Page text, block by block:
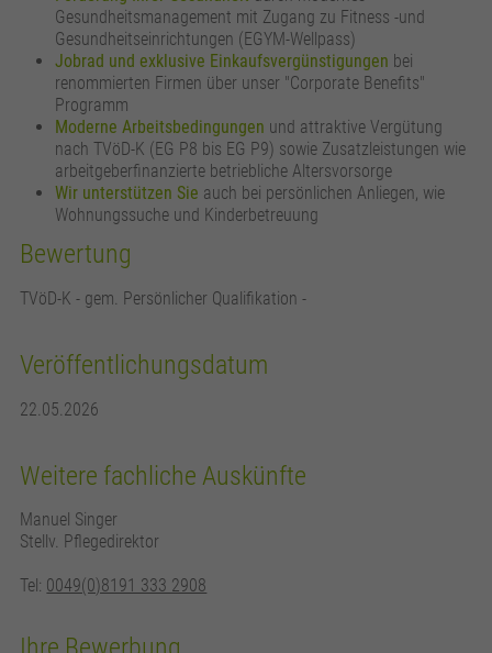
Gesundheitsmanagement mit Zugang zu Fitness -und
Gesundheitseinrichtungen (EGYM-Wellpass)
Jobrad und exklusive Einkaufsvergünstigungen bei
renommierten Firmen über unser "Corporate Benefits"
Programm
Moderne Arbeitsbedingungen und attraktive Vergütung
nach TVöD-K (EG P8 bis EG P9) sowie Zusatzleistungen wie
arbeitgeberfinanzierte betriebliche Altersvorsorge
Wir unterstützen Sie auch bei persönlichen Anliegen, wie
Wohnungssuche und Kinderbetreuung
Bewertung
TVöD-K - gem. Persönlicher Qualifikation -
Veröffentlichungsdatum
22.05.2026
Weitere fachliche Auskünfte
Manuel Singer
Stellv. Pflegedirektor
Tel: 0049(0)8191 333 2908